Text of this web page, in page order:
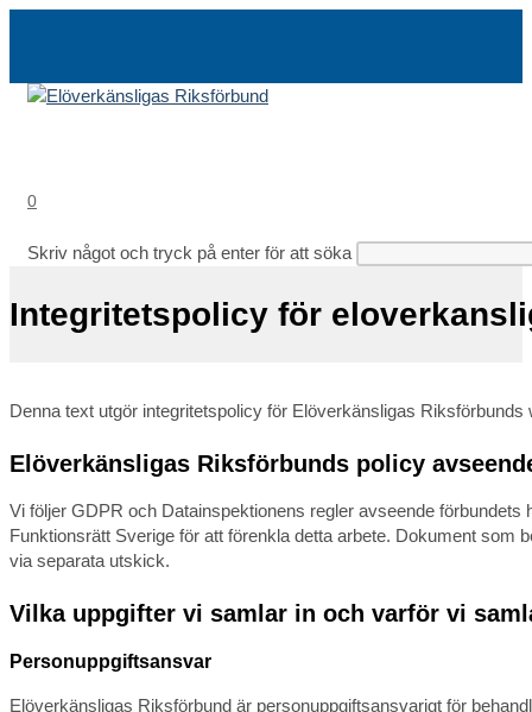
0
Skriv något och tryck på enter för att söka
Integritetspolicy för
Denna text utgör integritetspolicy för Elöverkänsligas
Elöverkänsligas Riksförbunds policy
Vi följer GDPR och Datainspektionens regler avseende
Funktionsrätt Sverige för att förenkla detta arbete. Dokument som
via separata utskick.
Vilka uppgifter vi samlar in och varför vi
Personuppgiftsansvar
Elöverkänsligas Riksförbund är personuppgiftsansvarigt för